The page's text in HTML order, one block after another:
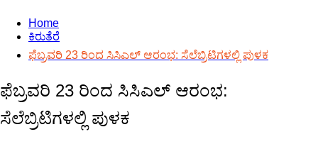
Home
ಕಿರುತೆರೆ
ಫೆಬ್ರವರಿ 23 ರಿಂದ ಸಿಸಿಎಲ್ ಆರಂಭ: ಸೆಲೆಬ್ರಿಟಿಗಳಲ್ಲಿ ಪುಳಕ
ಫೆಬ್ರವರಿ 23 ರಿಂದ ಸಿಸಿಎಲ್ ಆರಂಭ:
ಸೆಲೆಬ್ರಿಟಿಗಳಲ್ಲಿ ಪುಳಕ